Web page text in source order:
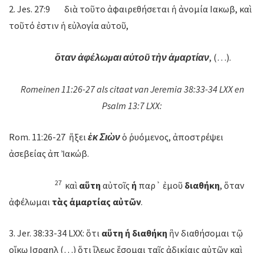
2. Jes. 27:9 διὰ τοῦτο ἀφαιρεθήσεται ἡ ἀνομία Ιακωβ, καὶ
τοῦτό ἐστιν ἡ εὐλογία αὐτοῦ,
ὅταν ἀφέλωμαιαὐτοῦτὴν ἁμαρτίαν, (…).
Romeinen 11:26-27 als citaat van Jeremia 38:33-34 LXX en
Psalm 13:7 LXX:
Rom. 11:26-27 ἥξειἐκ Σιὼνὁ ῥυόμενος, ἀποστρέψει
ἀσεβείας ἀπὸ Ἰακώβ.
27 καὶ αὕτη αὐτοῖς ἡ παρ᾽ ἐμοῦ διαθήκη, ὅταν
ἀφέλωμαι τὰς ἁμαρτίας αὐτῶν.
3. Jer. 38:33-34 LXX: ὅτι αὕτη ἡ διαθήκη ἣν διαθήσομαι τῷ
οἴκῳ Ισραηλ (…) ὅτι ἵλεως ἔσομαι ταῖς ἀδικίαις αὐτῶν καὶ